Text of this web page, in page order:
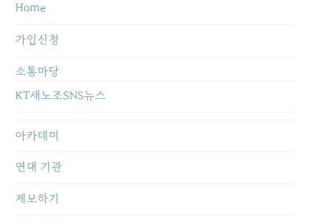
Home
가입신청
소통마당
KT새노조SNS뉴스
아카데미
연대 기관
제보하기